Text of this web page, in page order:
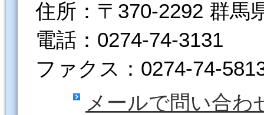
住所：〒370-2292 群馬
電話：0274-74-3131
ファクス：0274-74-
メールで問い合わ